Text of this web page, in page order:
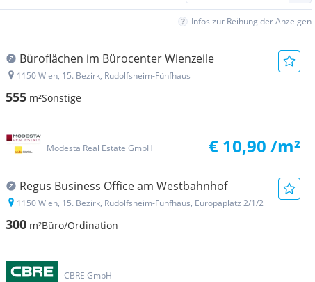
Infos zur Reihung der Anzeigen
Büroflächen im Bürocenter Wienzeile
1150 Wien, 15. Bezirk, Rudolfsheim-Fünfhaus
555 m²Sonstige
Modesta Real Estate GmbH € 10,90 /m²
Regus Business Office am Westbahnhof
1150 Wien, 15. Bezirk, Rudolfsheim-Fünfhaus, Europaplatz 2/1/2
300 m²Büro/Ordination
CBRE GmbH